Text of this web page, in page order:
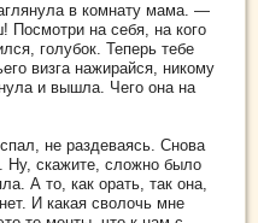
в комнату мама. —
Посмотри на себя, на кого
голубок. Теперь тебе
визга нажирайся, никому
и вышла. Чего она на
не раздеваясь. Снова
Ну, скажите, сложно было
А то, как орать, так она,
И какая сволочь мне